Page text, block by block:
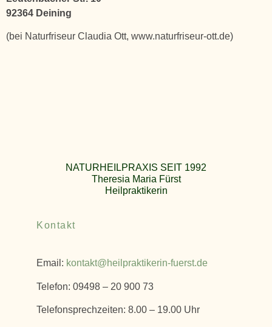
92364 Deining
(bei Naturfriseur Claudia Ott, www.naturfriseur-ott.de)
NATURHEILPRAXIS SEIT 1992
Theresia Maria Fürst
Heilpraktikerin
Kontakt
Email: kontakt@heilpraktikerin-fuerst.de
Telefon: 09498 – 20 900 73
Telefonsprechzeiten: 8.00 – 19.00 Uhr